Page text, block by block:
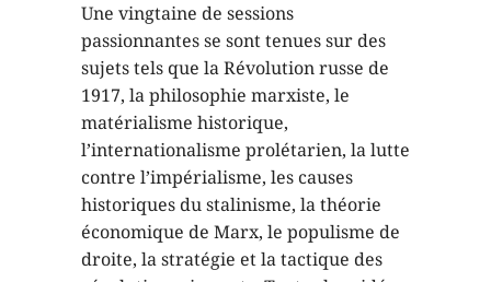
Une vingtaine de sessions
passionnantes se sont tenues sur des
sujets tels que la Révolution russe de
1917, la philosophie marxiste, le
matérialisme historique,
l’internationalisme prolétarien, la lutte
contre l’impérialisme, les causes
historiques du stalinisme, la théorie
économique de Marx, le populisme de
droite, la stratégie et la tactique des